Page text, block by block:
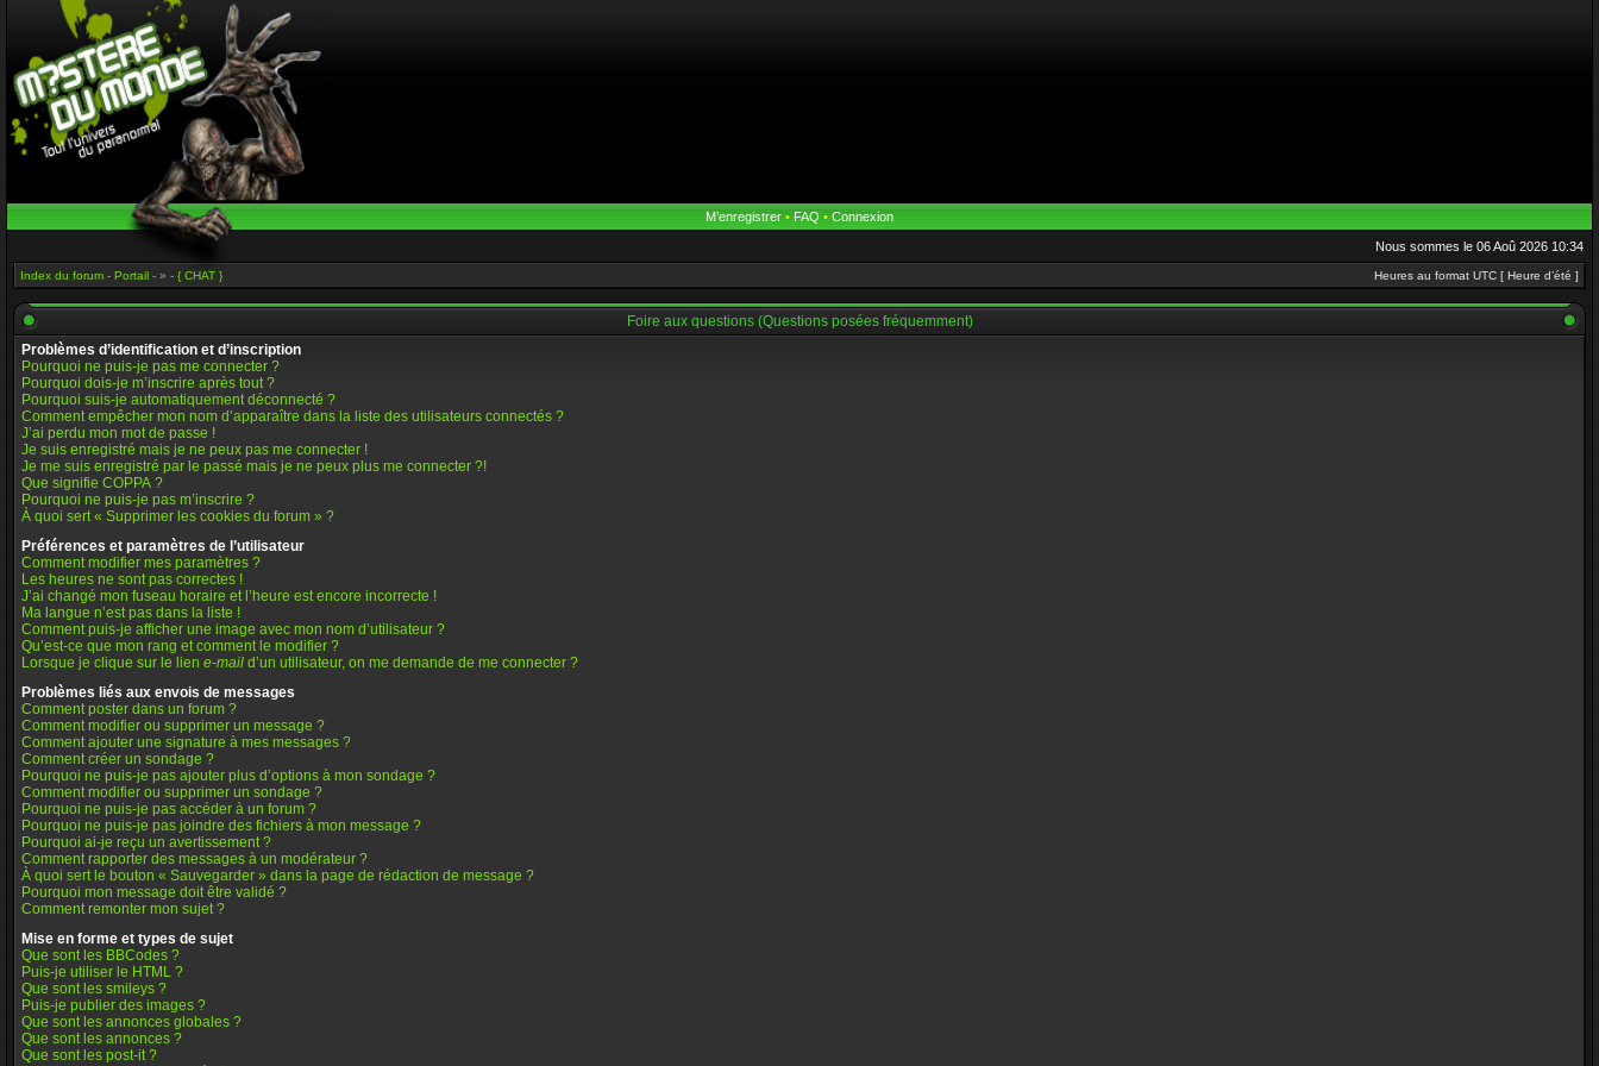
M’enregistrer • FAQ • Connexion
Nous sommes le 06 Aoû 2026 10:34
Index du forum - Portail - » - { CHAT } Heures au format UTC [ Heure d’été ]
Foire aux questions (Questions posées fréquemment)
Problèmes d’identification et d’inscription
Pourquoi ne puis-je pas me connecter ?
Pourquoi dois-je m’inscrire après tout ?
Pourquoi suis-je automatiquement déconnecté ?
Comment empêcher mon nom d’apparaître dans la liste des utilisateurs connectés ?
J’ai perdu mon mot de passe !
Je suis enregistré mais je ne peux pas me connecter !
Je me suis enregistré par le passé mais je ne peux plus me connecter ?!
Que signifie COPPA ?
Pourquoi ne puis-je pas m’inscrire ?
À quoi sert « Supprimer les cookies du forum » ?
Préférences et paramètres de l’utilisateur
Comment modifier mes paramètres ?
Les heures ne sont pas correctes !
J’ai changé mon fuseau horaire et l’heure est encore incorrecte !
Ma langue n’est pas dans la liste !
Comment puis-je afficher une image avec mon nom d’utilisateur ?
Qu’est-ce que mon rang et comment le modifier ?
Lorsque je clique sur le lien e-mail d’un utilisateur, on me demande de me connecter ?
Problèmes liés aux envois de messages
Comment poster dans un forum ?
Comment modifier ou supprimer un message ?
Comment ajouter une signature à mes messages ?
Comment créer un sondage ?
Pourquoi ne puis-je pas ajouter plus d’options à mon sondage ?
Comment modifier ou supprimer un sondage ?
Pourquoi ne puis-je pas accéder à un forum ?
Pourquoi ne puis-je pas joindre des fichiers à mon message ?
Pourquoi ai-je reçu un avertissement ?
Comment rapporter des messages à un modérateur ?
À quoi sert le bouton « Sauvegarder » dans la page de rédaction de message ?
Pourquoi mon message doit être validé ?
Comment remonter mon sujet ?
Mise en forme et types de sujet
Que sont les BBCodes ?
Puis-je utiliser le HTML ?
Que sont les smileys ?
Puis-je publier des images ?
Que sont les annonces globales ?
Que sont les annonces ?
Que sont les post-it ?